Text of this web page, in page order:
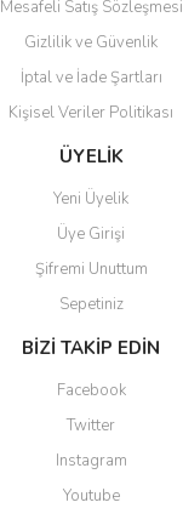
Gönder
Mesafeli Satış Sözleşmesi
Gizlilik ve Güvenlik
İptal ve İade Şartları
Kişisel Veriler Politikası
ÜYELİK
Yeni Üyelik
Üye Girişi
Şifremi Unuttum
Sepetiniz
BİZİ TAKİP EDİN
Facebook
Twitter
Instagram
Youtube